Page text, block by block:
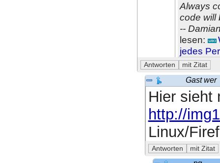
Always
code will
--
lesen:
jedes
Gast wer
Hier sieht
http://
Linux/